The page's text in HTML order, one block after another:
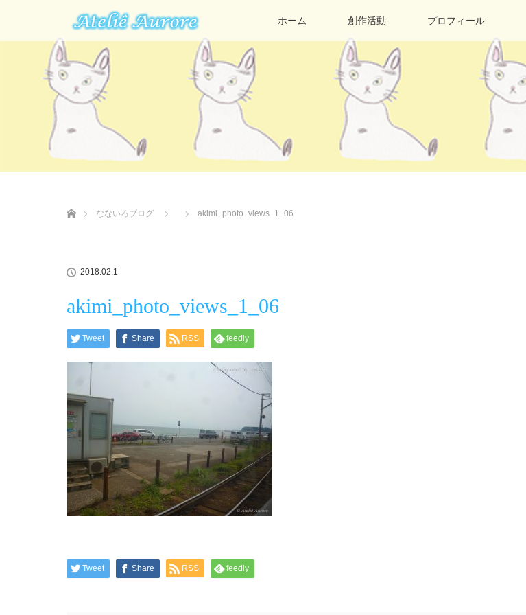
ホーム 創作活動 プロフィール
なないろブログ
akimi_photo_views_1_06
2018.02.1
akimi_photo_views_1_06
Tweet Share RSS feedly
Tweet Share RSS feedly